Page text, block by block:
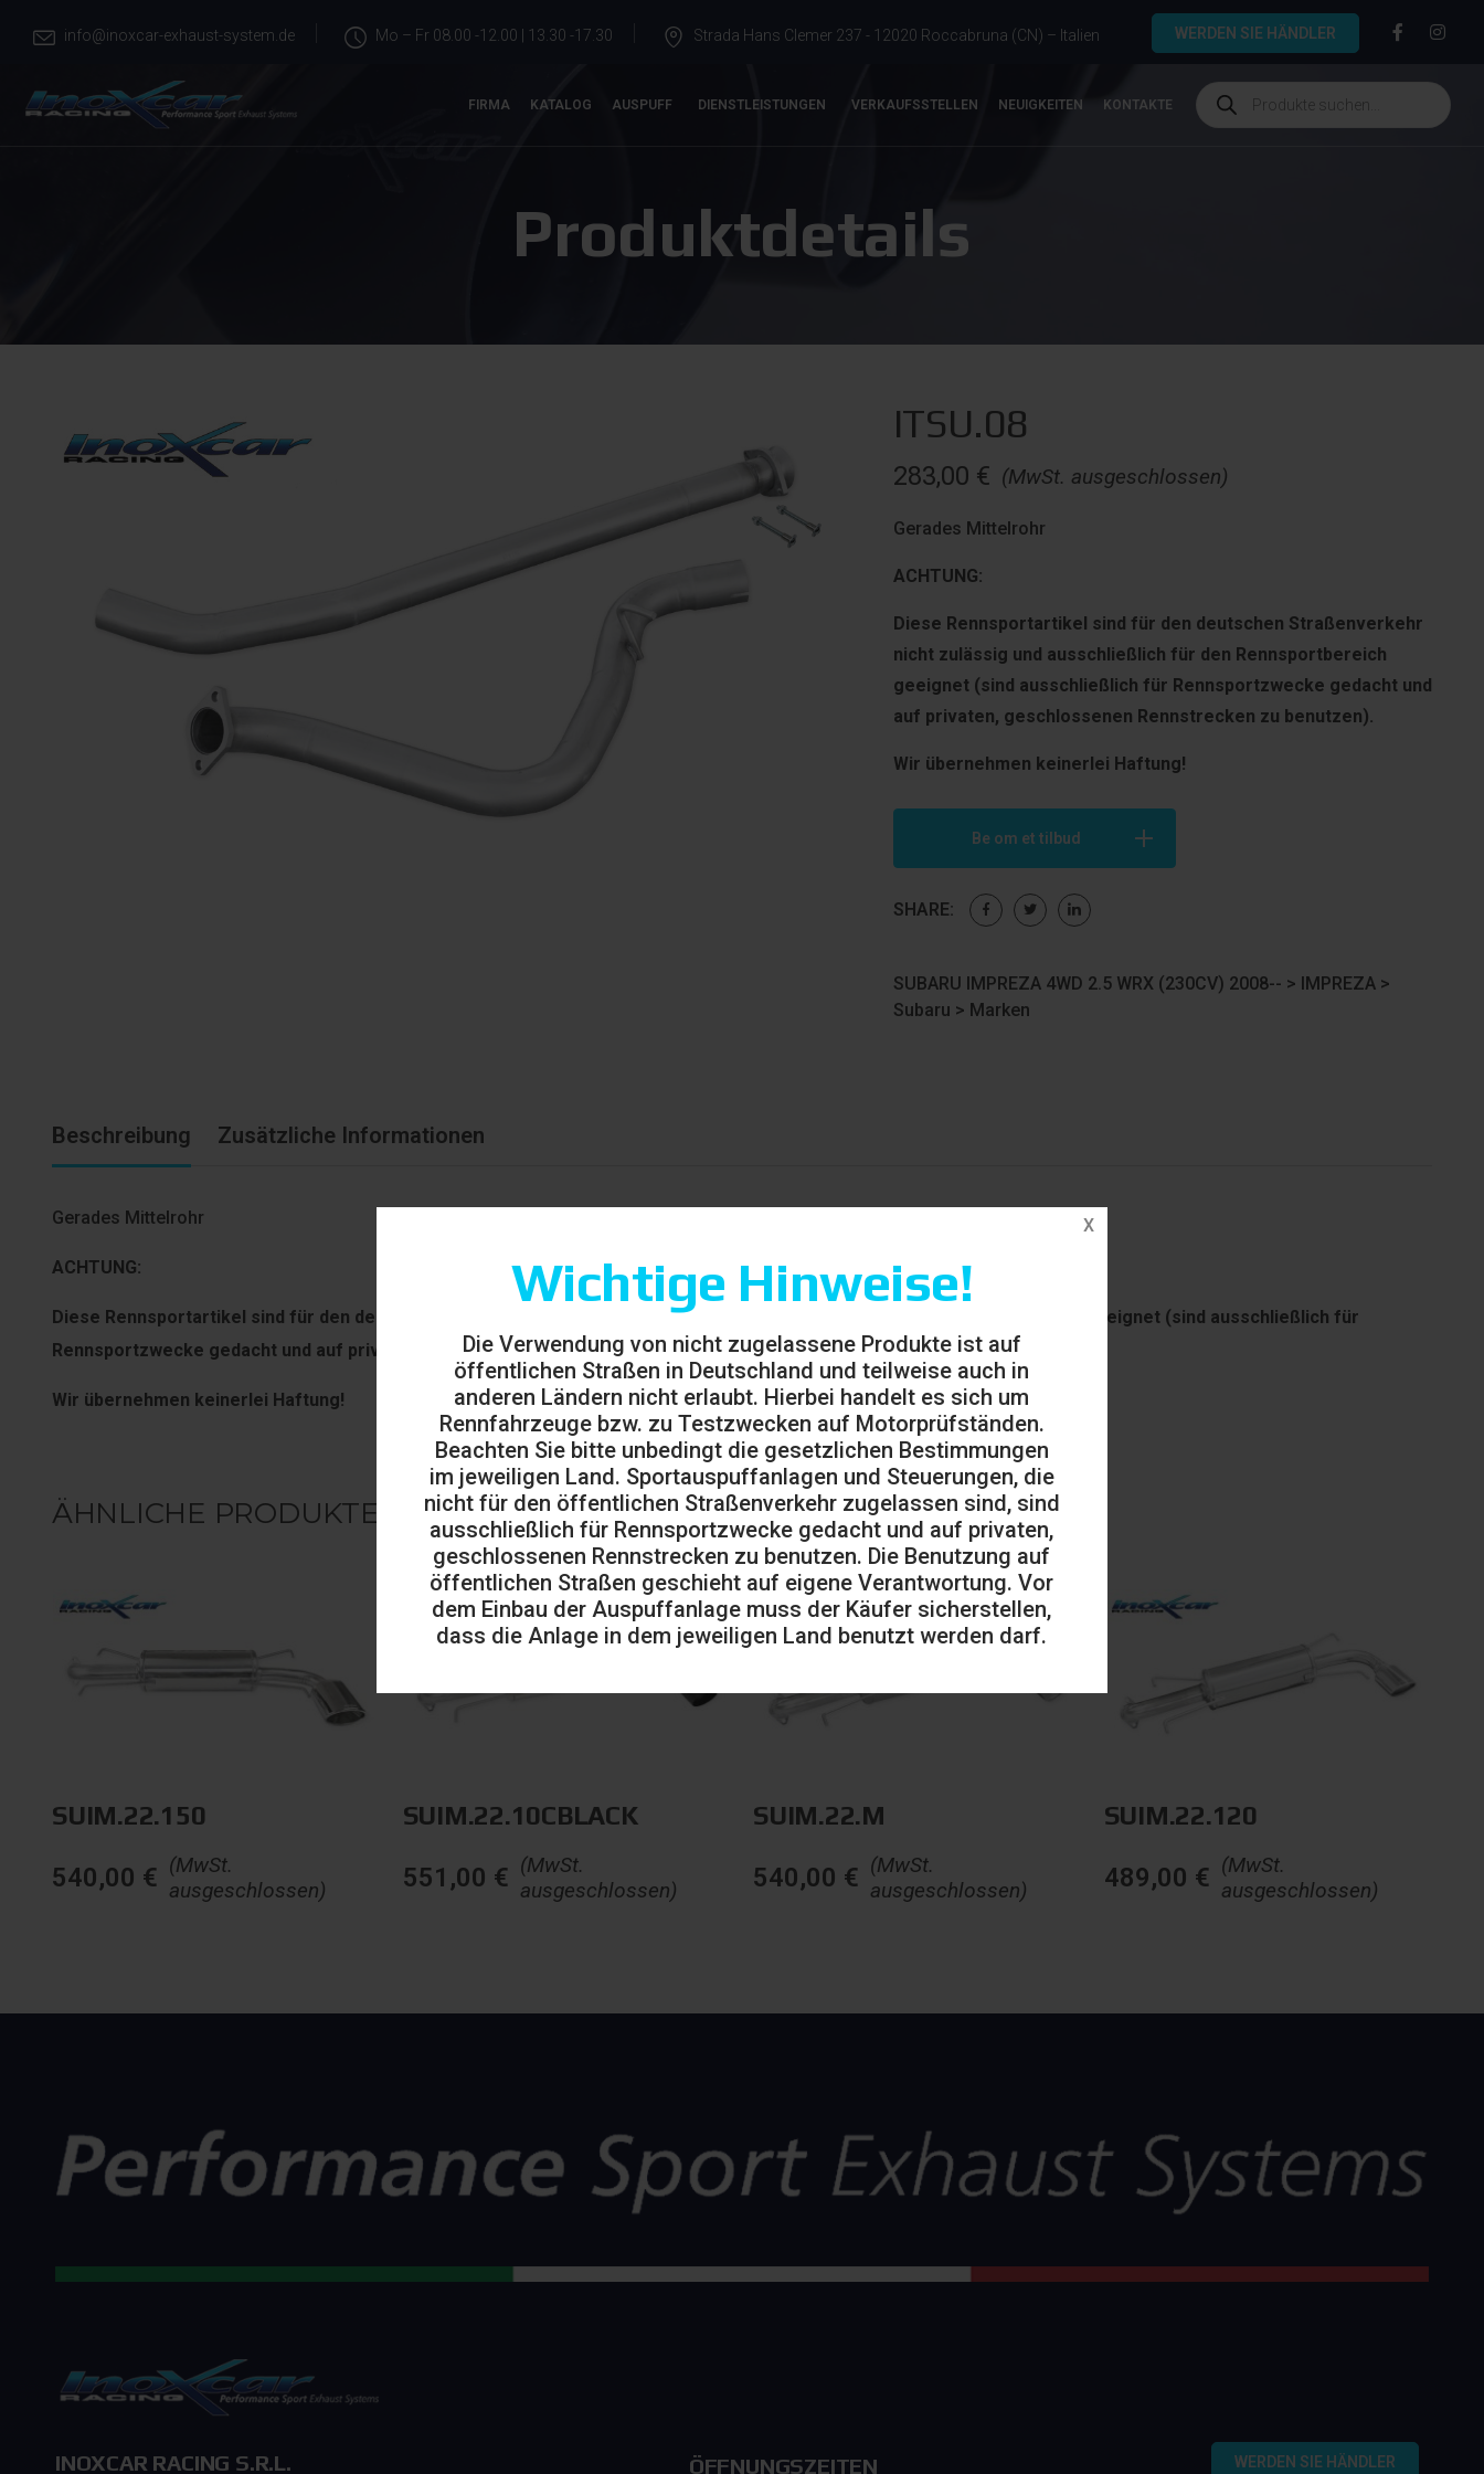
Wichtige Hinweise!
Die Verwendung von nicht zugelassene Produkte ist auf
öffentlichen Straßen in Deutschland und teilweise auch in
anderen Ländern nicht erlaubt. Hierbei handelt es sich um
Rennfahrzeuge bzw. zu Testzwecken auf Motorprüfständen.
Beachten Sie bitte unbedingt die gesetzlichen Bestimmungen
im jeweiligen Land. Sportauspuffanlagen und Steuerungen, die
nicht für den öffentlichen Straßenverkehr zugelassen sind, sind
ausschließlich für Rennsportzwecke gedacht und auf privaten,
geschlossenen Rennstrecken zu benutzen. Die Benutzung auf
öffentlichen Straßen geschieht auf eigene Verantwortung. Vor
dem Einbau der Auspuffanlage muss der Käufer sicherstellen,
dass die Anlage in dem jeweiligen Land benutzt werden darf.
info@inoxcar-exhaust-system.de Mo – Fr 08.00 -12.00 | 13.30 -17.30 Strada Hans Clemer 237 - 12020 Roccabruna (CN) – Italien WERDEN SIE HÄNDLER
FIRMA KATALOG AUSPUFF DIENSTLEISTUNGEN VERKAUFSSTELLEN NEUIGKEITEN KONTAKTE
Produktdetails
ITSU.08
(MwSt. ausgeschlossen)
283,00 €
Gerades Mittelrohr
ACHTUNG:
Diese Rennsportartikel sind für den deut­schen Straßenverkehr
nicht zulässig und ausschließlich für den Rennsportbereich
geeignet (sind ausschließlich für Rennsportzwecke gedacht und
auf privaten, geschlossenen Rennstrecken zu benutzen).
Wir übernehmen keinerlei Haftung!
Be om et tilbud
SHARE:
SUBARU IMPREZA 4WD 2.5 WRX (230CV) 2008-- > IMPREZA>
Subaru > Marken
Beschreibung Zusätzliche Informationen
Gerades Mittelrohr
ACHTUNG:
Diese Rennsportartikel sind für den deut­schen Straßenverkehr nicht zulässig und ausschließlich für den Rennsportbereich geeignet (sind ausschließlich für
Rennsportzwecke gedacht und auf privaten, geschlossenen Rennstrecken zu benutzen).
Wir übernehmen keinerlei Haftung!
ÄHNLICHE PRODUKTE
SUIM.22.150
(MwSt.
ausgeschlossen)
540,00 €
SUIM.22.10CBLACK
(MwSt.
ausgeschlossen)
551,00 €
SUIM.22.M
(MwSt.
ausgeschlossen)
540,00 €
SUIM.22.120
(MwSt.
ausgeschlossen)
489,00 €
INOXCAR RACING S.R.L. ÖFFNUNGSZEITEN WERDEN SIE HÄNDLER